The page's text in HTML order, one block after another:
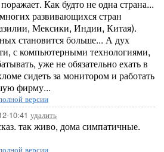
Как будто не одна страна...
развивающихся стран
Мексики, Индии, Китая).
становится больше... А дух
с компьютерными технологиями,
уже не обязательно ехать в
сидеть за монитором и работать
фирму...
версии
10:41 удалить
так живо, дома симпатичные.
версии